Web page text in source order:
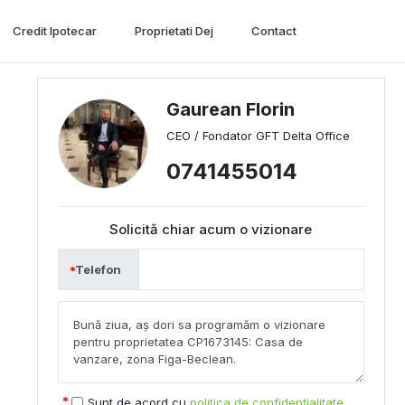
Credit Ipotecar Proprietati Dej Contact
Gaurean Florin
CEO / Fondator GFT Delta Office
0741455014
Solicită chiar acum o vizionare
Telefon